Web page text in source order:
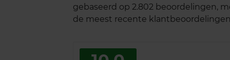
gebaseerd op 2.802 beoordelingen,
de meest recente